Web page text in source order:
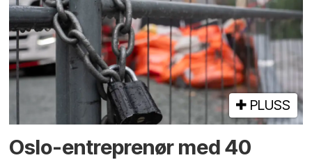
PLUSS
Oslo-entreprenør med 40